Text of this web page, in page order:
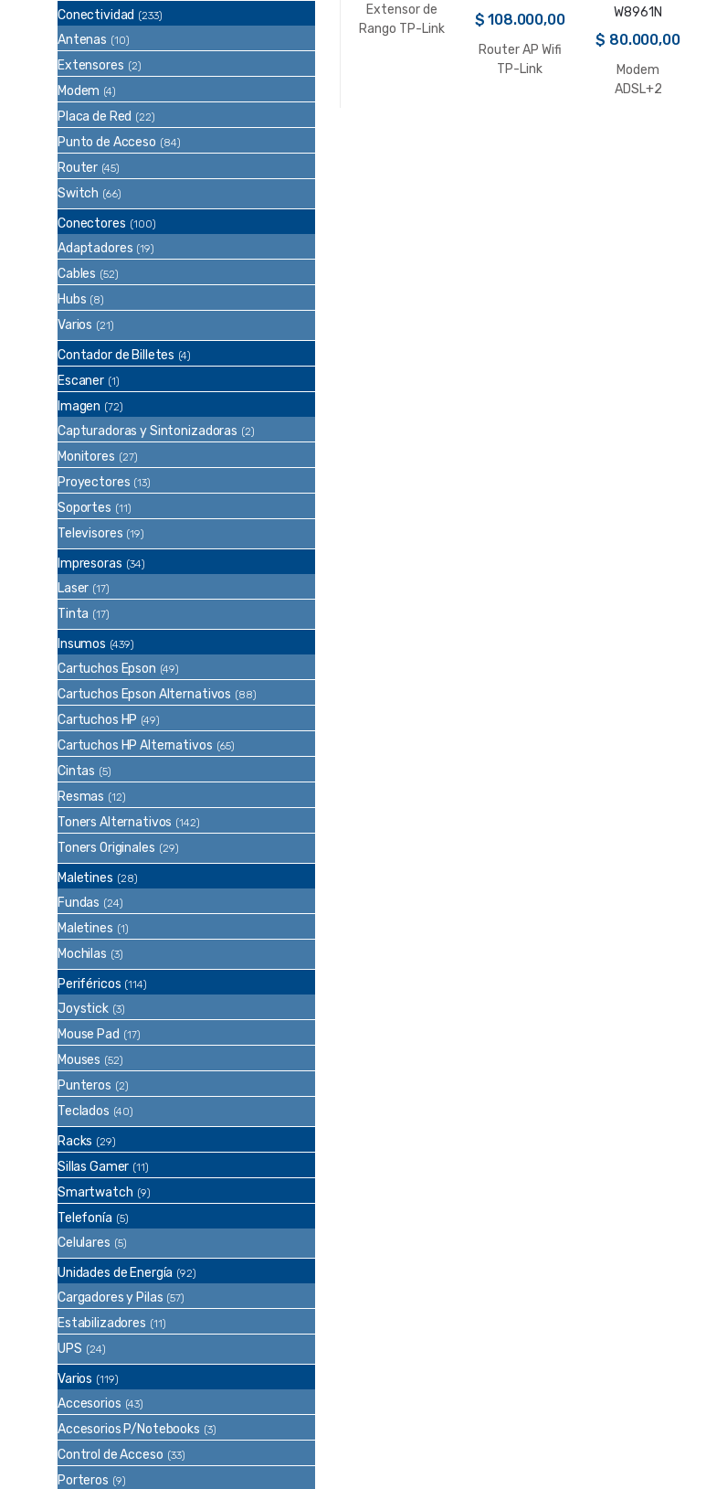
Extensor de
Rango TP-Link
$ 108.000,00
Router AP Wifi
TP-Link
$ 80.000,00
Modem
ADSL+2
Conectividad (233)
Antenas (10)
Extensores (2)
Modem (4)
Placa de Red (22)
Punto de Acceso (84)
Router (45)
Switch (66)
Conectores (100)
Adaptadores (19)
Cables (52)
Hubs (8)
Varios (21)
Contador de Billetes (4)
Escaner (1)
Imagen (72)
Capturadoras y Sintonizadoras (2)
Monitores (27)
Proyectores (13)
Soportes (11)
Televisores (19)
Impresoras (34)
Laser (17)
Tinta (17)
Insumos (439)
Cartuchos Epson (49)
Cartuchos Epson Alternativos (88)
Cartuchos HP (49)
Cartuchos HP Alternativos (65)
Cintas (5)
Resmas (12)
Toners Alternativos (142)
Toners Originales (29)
Maletines (28)
Fundas (24)
Maletines (1)
Mochilas (3)
Periféricos (114)
Joystick (3)
Mouse Pad (17)
Mouses (52)
Punteros (2)
Teclados (40)
Racks (29)
Sillas Gamer (11)
Smartwatch (9)
Telefonía (5)
Celulares (5)
Unidades de Energía (92)
Cargadores y Pilas (57)
Estabilizadores (11)
UPS (24)
Varios (119)
Accesorios (43)
Accesorios P/Notebooks (3)
Control de Acceso (33)
Porteros (9)